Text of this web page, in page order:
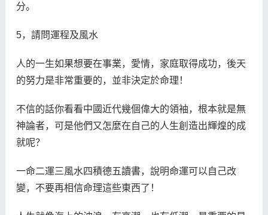
分。
5，請問運程及風水
人的一生如果想要在事業，愛情，家庭取得成功，後天
的努力是非常重要的，並非決定於命理！
不信的話你看看中國近代幾個偉大的領袖，根本就是無
神論者，可是他們又怎麼在自己的人生創造出輝煌的成
就呢？
一命二運三風水四積德五讀書，說明命運可以自己改
變，不要再相信命理這些東西了！